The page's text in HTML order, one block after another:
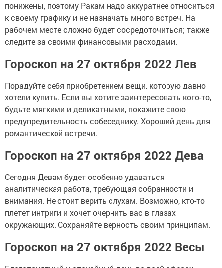
понижены, поэтому Ракам надо аккуратнее относиться
к своему графику и не назначать много встреч. На
рабочем месте сложно будет сосредоточиться; также
следите за своими финансовыми расходами.
Гороскоп на 27 октября 2022 Лев
Порадуйте себя приобретением вещи, которую давно
хотели купить. Если вы хотите заинтересовать кого-то,
будьте мягкими и деликатными, покажите свою
предупредительность собеседнику. Хороший день для
романтической встречи.
Гороскоп на 27 октября 2022 Дева
Сегодня Девам будет особенно удаваться
аналитическая работа, требующая собранности и
внимания. Не стоит верить слухам. Возможно, кто-то
плетет интриги и хочет очернить вас в глазах
окружающих. Сохраняйте верность своим принципам.
Гороскоп на 27 октября 2022 Весы